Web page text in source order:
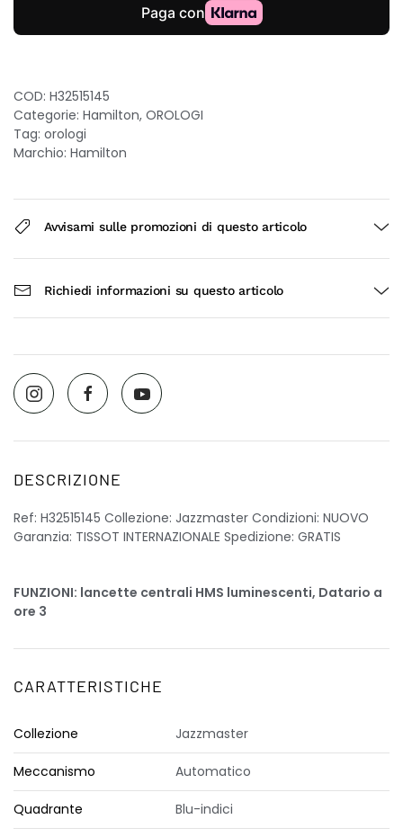
acciaio
COD: H32515145
Categorie: Hamilton, OROLOGI
Tag: orologi
Marchio: Hamilton
Avvisami sulle promozioni di questo articolo
Richiedi informazioni su questo articolo
DESCRIZIONE
Ref: H32515145 Collezione: Jazzmaster Condizioni: NUOVO
Garanzia: TISSOT INTERNAZIONALE Spedizione: GRATIS
FUNZIONI: lancette centrali HMS luminescenti, Datario a
ore 3
CARATTERISTICHE
Collezione Jazzmaster
Meccanismo Automatico
Quadrante Blu-indici